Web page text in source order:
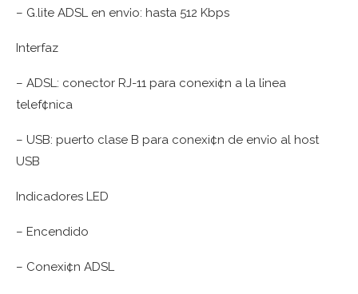
– G.lite ADSL en env¡o: hasta 512 Kbps
Interfaz
– ADSL: conector RJ-11 para conexi¢n a la l¡nea
telef¢nica
– USB: puerto clase B para conexi¢n de env¡o al host
USB
Indicadores LED
– Encendido
– Conexi¢n ADSL